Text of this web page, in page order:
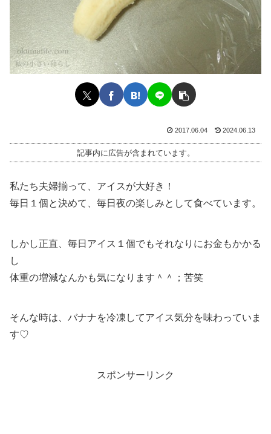
2017.06.04 2024.06.13
記事内に広告が含まれています。
私たち夫婦揃って、アイスが大好き！
毎日１個と決めて、毎日夜の楽しみとして食べています。
しかし正直、毎日アイス１個でもそれなりにお金もかかる
し
体重の増減なんかも気になります＾＾；苦笑
そんな時は、バナナを冷凍してアイス気分を味わっていま
す♡
スポンサーリンク